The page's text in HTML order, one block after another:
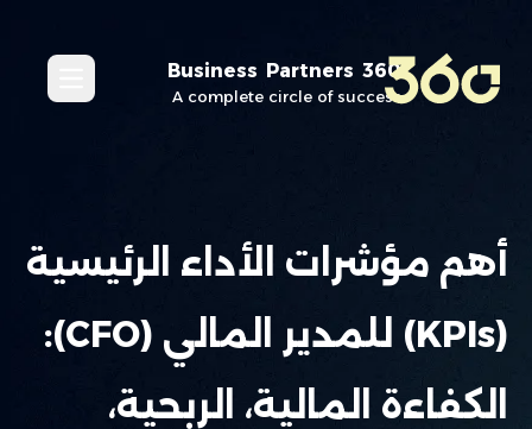
360 Business Partners
A complete circle of success
أهم مؤشرات الأداء الرئيسية
(KPIs) للمدير المالي (CFO):
الكفاءة المالية، الربحية،